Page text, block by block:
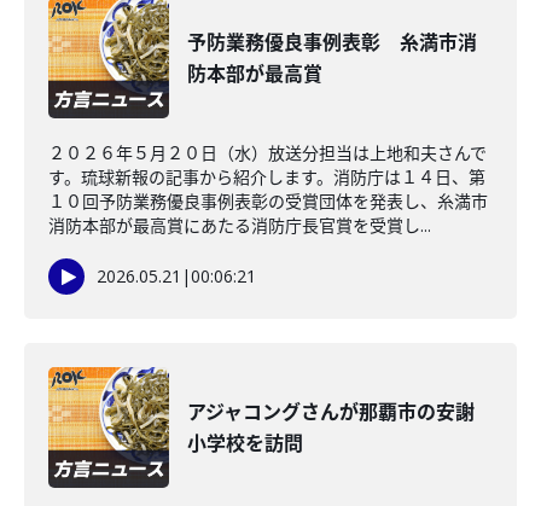
予防業務優良事例表彰 糸満市消
防本部が最高賞
２０２６年５月２０日（水）放送分担当は上地和夫さんで
す。琉球新報の記事から紹介します。消防庁は１４日、第
１０回予防業務優良事例表彰の受賞団体を発表し、糸満市
消防本部が最高賞にあたる消防庁長官賞を受賞し...
2026.05.21 |00:06:21
アジャコングさんが那覇市の安謝
小学校を訪問